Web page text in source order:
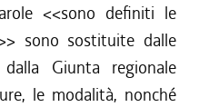
<<sono definiti le
sono sostituite dalle
Giunta regionale
le modalità, nonché